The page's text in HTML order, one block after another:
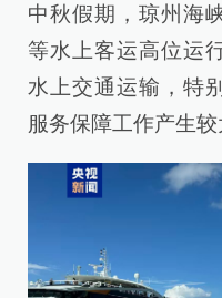
中秋假期，琼州海
等水上客运高位运
水上交通运输，特
服务保障工作产生较